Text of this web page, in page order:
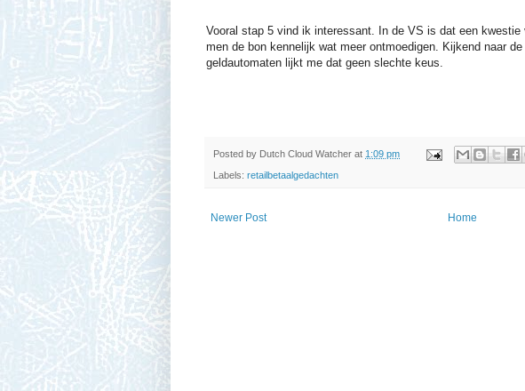
Vooral stap 5 vind ik interessant. In de VS is dat een kwestie
men de bon kennelijk wat meer ontmoedigen. Kijkend naar
geldautomaten lijkt me dat geen slechte keus.
Posted by Dutch Cloud Watcher at 1:09 pm
Labels: retailbetaalgedachten
Newer Post Home